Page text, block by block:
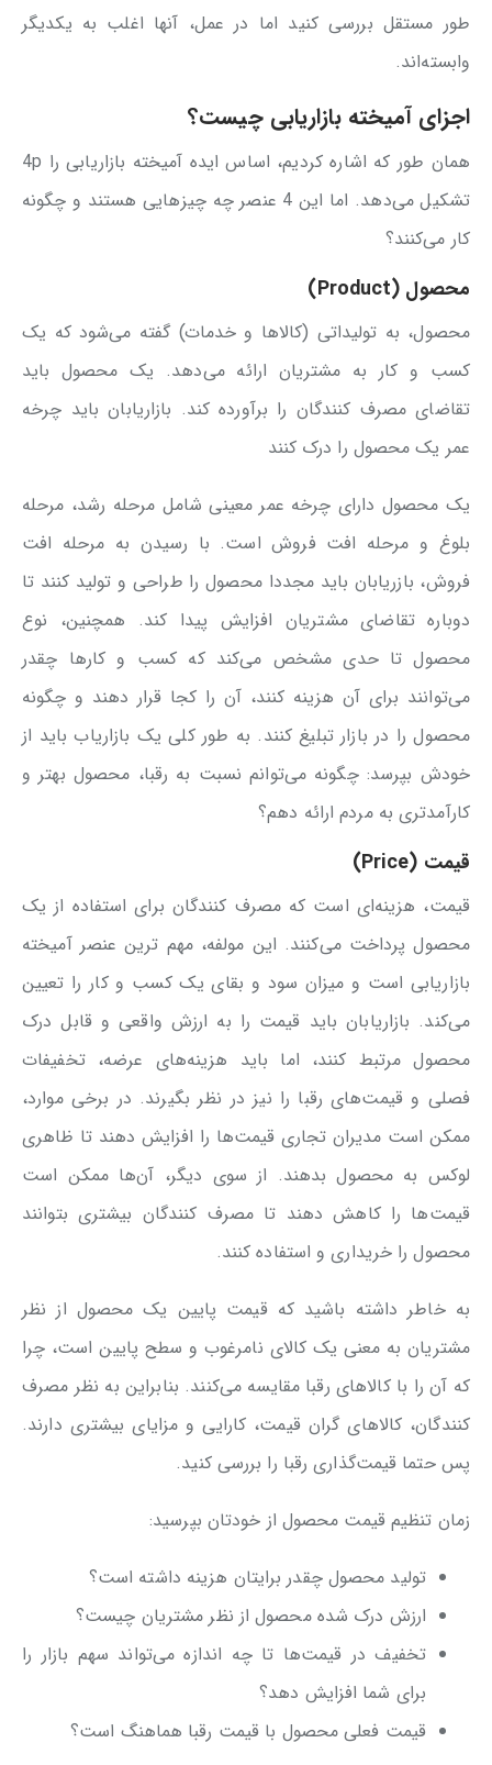
طور مستقل بررسی کنید اما در عمل، آنها اغلب به یکدیگر
وابسته‌اند.
اجزای آمیخته بازاریابی چیست؟
همان طور که اشاره کردیم، اساس ایده آمیخته بازاریابی را 4p
تشکیل می‌دهد. اما این 4 عنصر چه چیزهایی هستند و چگونه
کار می‌کنند؟
محصول (Product)
محصول، به تولیداتی (کالاها و خدمات) گفته می‌شود که یک
کسب و کار به مشتریان ارائه می‌دهد. یک محصول باید
تقاضای مصرف کنندگان را برآورده کند. بازاریابان باید چرخه
عمر یک محصول را درک کنند
یک محصول دارای چرخه عمر معینی شامل مرحله رشد، مرحله
بلوغ و مرحله افت فروش است. با رسیدن به مرحله افت
فروش، بازریابان باید مجددا محصول را طراحی و تولید کنند تا
دوباره تقاضای مشتریان افزایش پیدا کند. همچنین، نوع
محصول تا حدی مشخص می‌کند که کسب و کارها چقدر
می‌توانند برای آن هزینه کنند، آن را کجا قرار دهند و چگونه
محصول را در بازار تبلیغ کنند. به طور کلی یک بازاریاب باید از
خودش بپرسد: چگونه می‌توانم نسبت به رقبا، محصول بهتر و
کارآمدتری به مردم ارائه دهم؟
قیمت (Price)
قیمت، هزینه‌ای است که مصرف کنندگان برای استفاده از یک
محصول پرداخت می‌کنند. این مولفه، مهم ترین عنصر آمیخته
بازاریابی است و میزان سود و بقای یک کسب و کار را تعیین
می‌کند. بازاریابان باید قیمت را به ارزش واقعی و قابل درک
محصول مرتبط کنند، اما باید هزینه‌های عرضه، تخفیفات
فصلی و قیمت‌های رقبا را نیز در نظر بگیرند. در برخی موارد،
ممکن است مدیران تجاری قیمت‌ها را افزایش دهند تا ظاهری
لوکس به محصول بدهند. از سوی دیگر، آن‌ها ممکن است
قیمت‌ها را کاهش دهند تا مصرف کنندگان بیشتری بتوانند
محصول را خریداری و استفاده کنند.
به خاطر داشته باشید که قیمت پایین یک محصول از نظر
مشتریان به معنی یک کالای نامرغوب و سطح پایین است، چرا
که آن را با کالاهای رقبا مقایسه می‌کنند. بنابراین به نظر مصرف
کنندگان، کالاهای گران قیمت، کارایی و مزایای بیشتری دارند.
پس حتما قیمت‌‌گذاری رقبا را بررسی کنید.
زمان تنظیم قیمت محصول از خودتان بپرسید:
تولید محصول چقدر برایتان هزینه داشته است؟
ارزش درک شده محصول از نظر مشتریان چیست؟
تخفیف در قیمت‌ها تا چه اندازه می‌تواند سهم بازار را
برای شما افزایش دهد؟
قیمت فعلی محصول با قیمت رقبا هماهنگ است؟